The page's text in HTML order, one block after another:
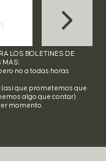
LOS BOLETINES DE
MÁS:
no a todas horas
(así que prometemos que
algo que contar)
momento.